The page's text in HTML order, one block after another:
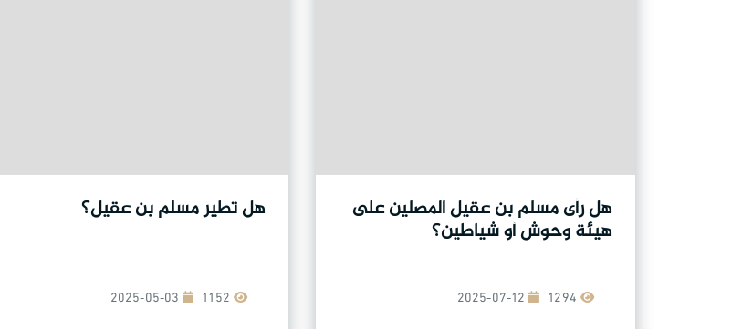
هل رأى مسلم بن عقيل المصلين على
هيئة وحوش أو شياطين؟
2025-07-12
هل تطير مسلم بن عقيل؟
2025-05-03